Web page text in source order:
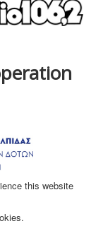
this website